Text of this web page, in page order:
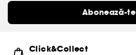
Abonează-te
Click&Collect